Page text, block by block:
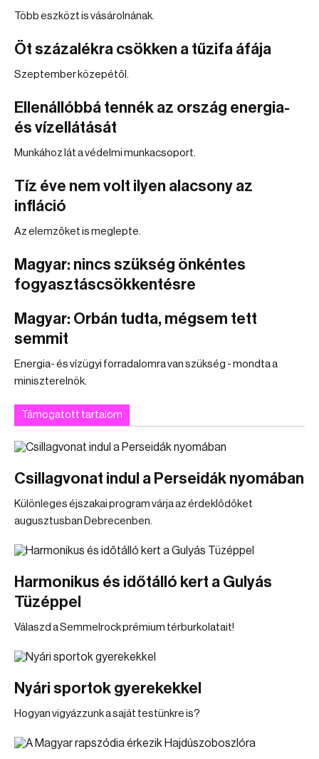
Több eszközt is vásárolnának.
Öt százalékra csökken a tűzifa áfája
Szeptember közepétől.
Ellenállóbbá tennék az ország energia-
és vízellátását
Munkához lát a védelmi munkacsoport.
Tíz éve nem volt ilyen alacsony az
infláció
Az elemzőket is meglepte.
Magyar: nincs szükség önkéntes
fogyasztáscsökkentésre
Magyar: Orbán tudta, mégsem tett
semmit
Energia- és vízügyi forradalomra van szükség - mondta a
miniszterelnök.
Támogatott tartalom
Csillagvonat indul a Perseidák nyomában
Különleges éjszakai program várja az érdeklődőket
augusztusban Debrecenben.
Harmonikus és időtálló kert a Gulyás
Tüzéppel
Válaszd a Semmelrock prémium térburkolatait!
Nyári sportok gyerekekkel
Hogyan vigyázzunk a saját testünkre is?